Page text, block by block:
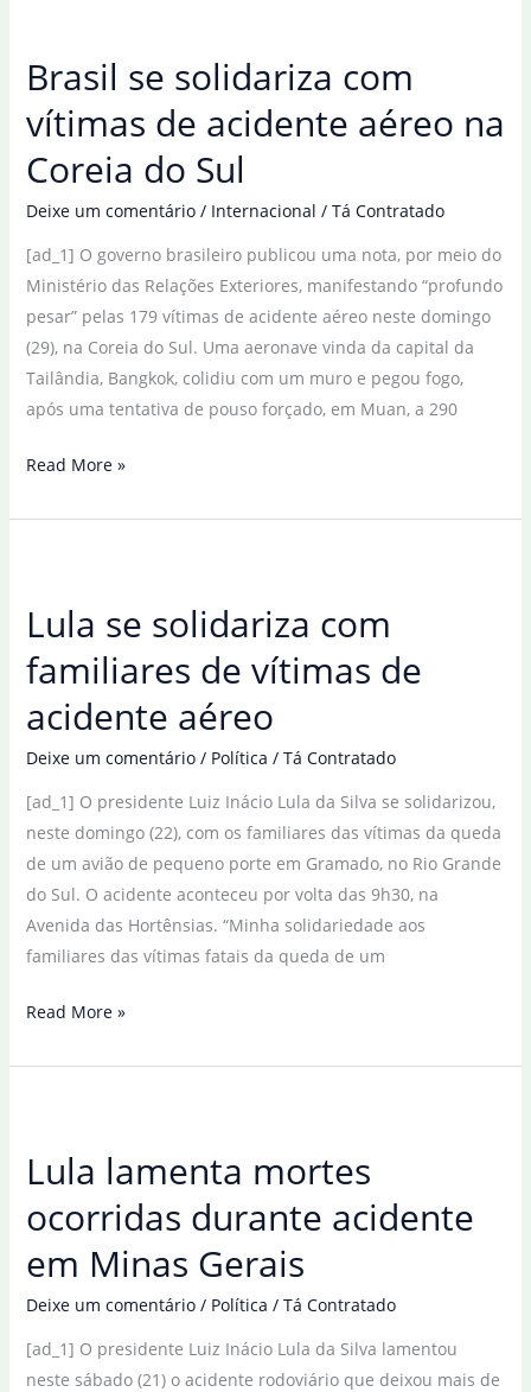
acidente
carro
com
fatal
Brasil se solidariza com
vítimas de acidente aéreo na
Coreia do Sul
Deixe um comentário / Internacional / Tá Contratado
[ad_1] O governo brasileiro publicou uma nota, por meio do
Ministério das Relações Exteriores, manifestando “profundo
pesar” pelas 179 vítimas de acidente aéreo neste domingo
(29), na Coreia do Sul. Uma aeronave vinda da capital da
Tailândia, Bangkok, colidiu com um muro e pegou fogo,
após uma tentativa de pouso forçado, em Muan, a 290
Brasil
solidariza
de
aéreo
na
do
Sul
Read More »
Lula se solidariza com
familiares de vítimas de
acidente aéreo
Deixe um comentário / Política / Tá Contratado
[ad_1] O presidente Luiz Inácio Lula da Silva se solidarizou,
neste domingo (22), com os familiares das vítimas da queda
de um avião de pequeno porte em Gramado, no Rio Grande
do Sul. O acidente aconteceu por volta das 9h30, na
Avenida das Hortênsias. “Minha solidariedade aos
familiares das vítimas fatais da queda de um
Lula
solidariza
de
de
acidente
Read More »
Lula lamenta mortes
ocorridas durante acidente
em Minas Gerais
Deixe um comentário / Política / Tá Contratado
[ad_1] O presidente Luiz Inácio Lula da Silva lamentou
neste sábado (21) o acidente rodoviário que deixou mais de